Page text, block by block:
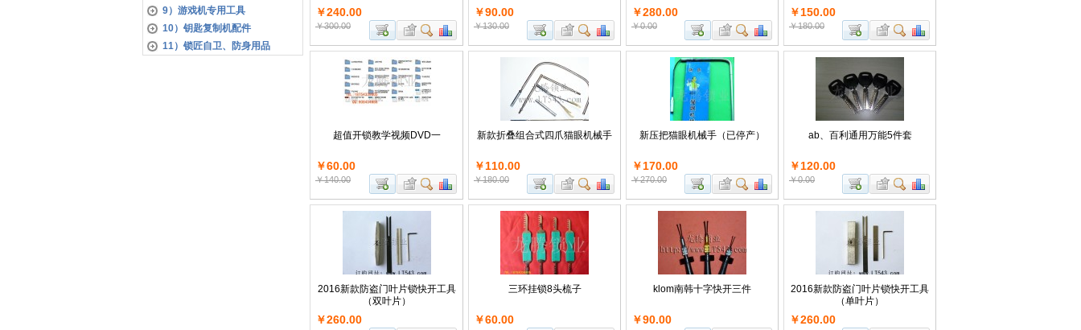
9）游戏机专用工具
10）钥匙复制机配件
11）锁匠自卫、防身用品
￥240.00
￥300.00
￥90.00
￥130.00
￥280.00
￥0.00
￥150.00
￥180.00
超值开锁教学视频DVD一
￥60.00
￥140.00
新款折叠组合式四爪猫眼机械手
￥110.00
￥180.00
新压把猫眼机械手（已停产）
￥170.00
￥270.00
ab、百利通用万能5件套
￥120.00
￥0.00
2016新款防盗门叶片锁快开工具
（双叶片）
￥260.00
三环挂锁8头梳子
￥60.00
klom南韩十字快开三件
￥90.00
2016新款防盗门叶片锁快开工具
（单叶片）
￥260.00